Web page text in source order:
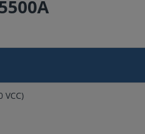
VCC)